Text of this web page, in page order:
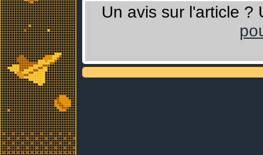
Un avis sur l'article